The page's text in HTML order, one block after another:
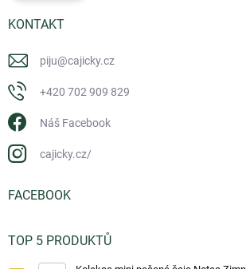
KONTAKT
piju@cajicky.cz
+420 702 909 829
Náš Facebook
cajicky.cz/
FACEBOOK
TOP 5 PRODUKTŮ